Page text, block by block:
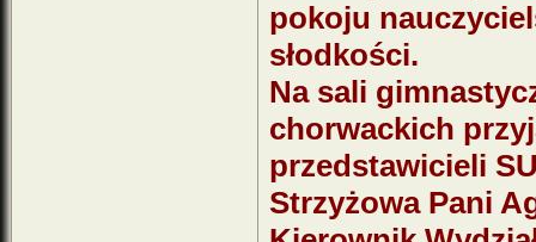
pokoju
słodkości.
Na sali
chorwackich
przedstawicieli
Strzyżowa Pani